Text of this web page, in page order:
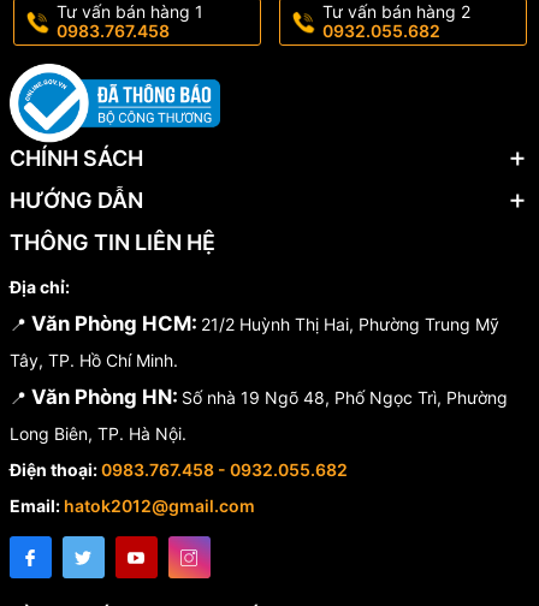
Tư vấn bán hàng 1
0983.767.458
Tư vấn bán hàng 2
0932.055.682
CHÍNH SÁCH
HƯỚNG DẪN
THÔNG TIN LIÊN HỆ
Địa chỉ:
📍 Văn Phòng HCM: 21/2 Huỳnh Thị Hai, Phường Trung Mỹ
Tây, TP. Hồ Chí Minh.
📍 Văn Phòng HN: Số nhà 19 Ngõ 48, Phố Ngọc Trì, Phường
Long Biên, TP. Hà Nội.
Điện thoại:0983.767.458 - 0932.055.682
Email: hatok2012@gmail.com